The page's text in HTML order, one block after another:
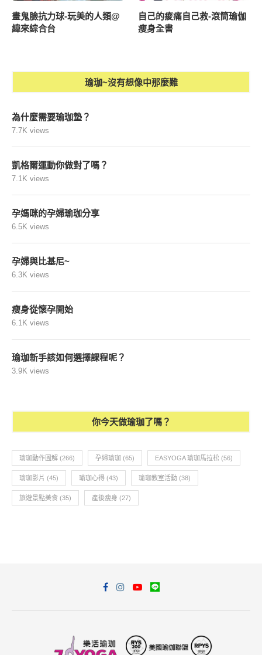
畫鬼臉抗力球-玩美的人類@
緯來綜合台
自己的痠痛自己救-滾筒瑜伽
瘦身全書
瑜珈~沒有想像中那麼難
為什麼需要瑜珈墊？
7.7K views
凱格爾運動你做對了嗎？
7.1K views
孕媽咪的孕婦瑜珈分享
6.5K views
孕婦與比基尼~
6.3K views
瘦身從懷孕開始
6.1K views
瑜珈新手該如何選擇課程呢？
3.9K views
你今天做瑜珈了嗎？
瑜珈動作圖解 (266) 孕婦瑜珈 (65) EASYOGA 瑜珈馬拉松 (56)
瑜珈影片 (45) 瑜珈心得 (43) 瑜珈教室活動 (38)
旅遊景點美食 (35) 產後瘦身 (27)